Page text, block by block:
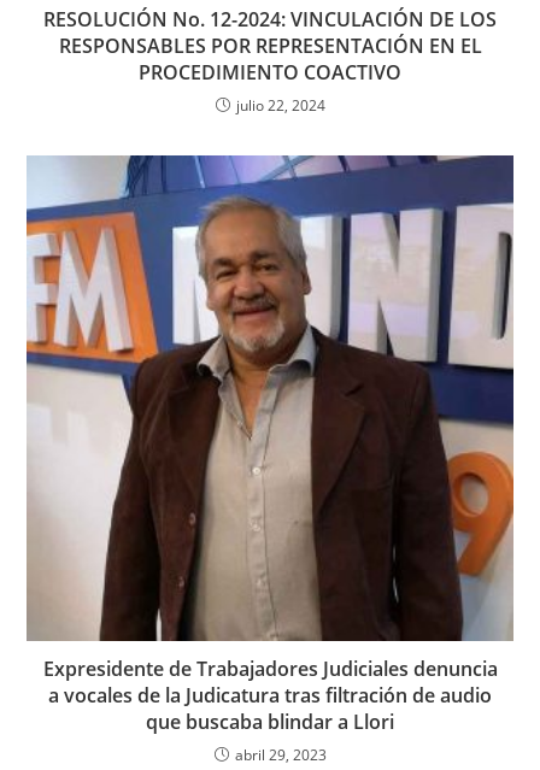
RESOLUCIÓN No. 12-2024: VINCULACIÓN DE LOS
RESPONSABLES POR REPRESENTACIÓN EN EL
PROCEDIMIENTO COACTIVO
julio 22, 2024
Expresidente de Trabajadores Judiciales denuncia
a vocales de la Judicatura tras filtración de audio
que buscaba blindar a Llori
abril 29, 2023